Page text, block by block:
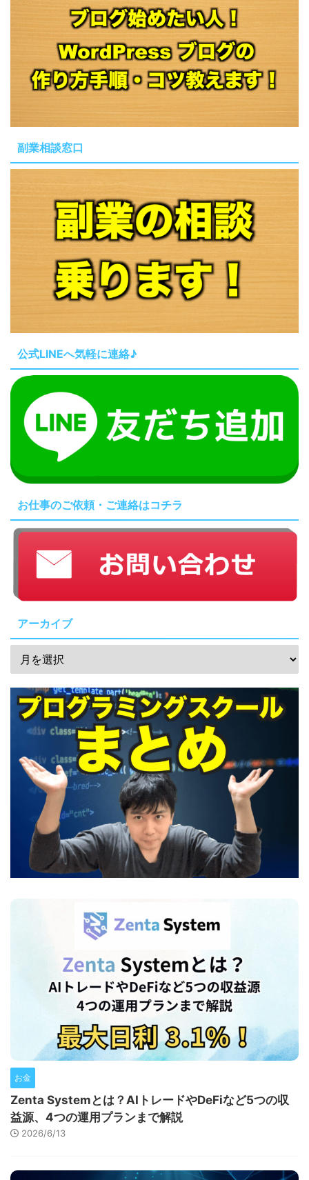
副業相談窓口
公式LINEへ気軽に連絡♪
お仕事のご依頼・ご連絡はコチラ
アーカイブ
お金
Zenta Systemとは？AIトレードやDeFiなど5つの収
益源、4つの運用プランまで解説
2026/6/13